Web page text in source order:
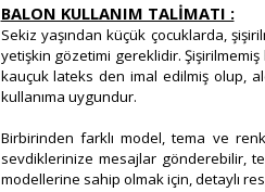
BALON KULLANIM TALİMATI :
Sekiz yaşından küçük çocuklarda,
yetişkin gözetimi gereklidir.
kauçuk lateks den imal edilmiş olup,
kullanıma uygundur.
Birbirinden farklı model, tema ve
sevdiklerinize mesajlar gönderebilir,
modellerine sahip olmak için, detaylı